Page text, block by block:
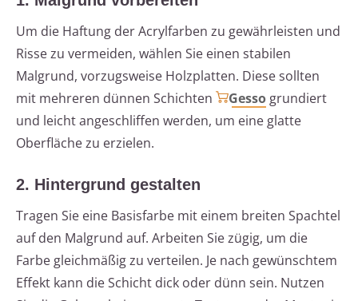
Um die Haftung der Acrylfarben zu gewährleisten und
Risse zu vermeiden, wählen Sie einen stabilen
Malgrund, vorzugsweise Holzplatten. Diese sollten
mit mehreren dünnen Schichten
Gesso grundiert
und leicht angeschliffen werden, um eine glatte
Oberfläche zu erzielen.
2. Hintergrund gestalten
Tragen Sie eine Basisfarbe mit einem breiten Spachtel
auf den Malgrund auf. Arbeiten Sie zügig, um die
Farbe gleichmäßig zu verteilen. Je nach gewünschtem
Effekt kann die Schicht dick oder dünn sein. Nutzen